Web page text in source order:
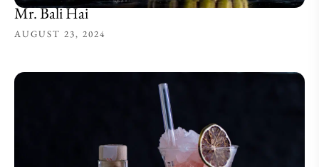
Mr. Bali Hai
AUGUST 23, 2024